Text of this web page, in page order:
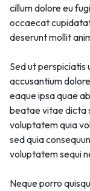
cillum dolore eu
occaecat
deserunt mollit
Sed ut perspiciatis
accusantium
eaque ipsa quae
beatae vitae dicta
voluptatem quia
sed quia
voluptatem sequi
Neque porro